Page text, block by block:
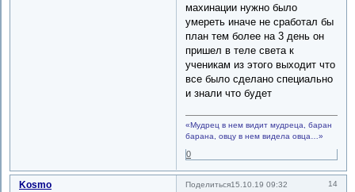
махинации нужно было
умереть иначе не сработал бы
план тем более на 3 день он
пришел в теле света к
ученикам из этого выходит что
все было сделано специально
и знали что будет
«Мудрец в нем видит мудреца, баран
барана, овцу в нем видела овца…»
0
Поделиться 14
15.10.19 09:32
Kosmo